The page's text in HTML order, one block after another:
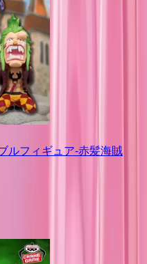
ルフィギュア-赤髪海賊